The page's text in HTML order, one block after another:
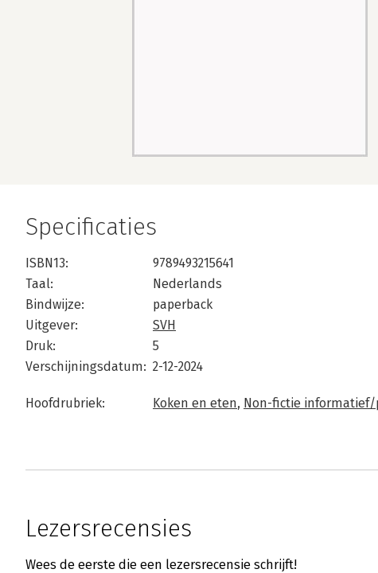
Specificaties
ISBN13:
9789493215641
Taal:
Nederlands
Bindwijze:
paperback
Uitgever:
SVH
Druk:
5
Verschijningsdatum: 2-12-2024
Hoofdrubriek: Koken en eten, Non-fictie informatief/
Lezersrecensies
Wees de eerste die een lezersrecensie schrijft!